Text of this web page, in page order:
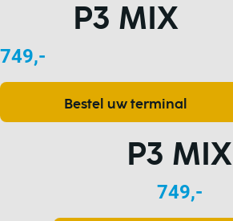
P3 MIX
749,-
Bestel uw terminal
P3 MIX
749,-